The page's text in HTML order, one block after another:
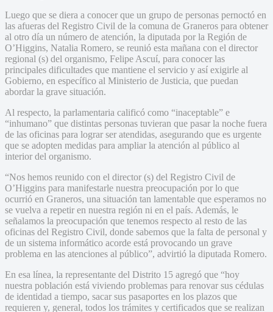
Luego que se diera a conocer que un grupo de personas pernoctó en
las afueras del Registro Civil de la comuna de Graneros para obtener
al otro día un número de atención, la diputada por la Región de
O’Higgins, Natalia Romero, se reunió esta mañana con el director
regional (s) del organismo, Felipe Ascuí, para conocer las
principales dificultades que mantiene el servicio y así exigirle al
Gobierno, en específico al Ministerio de Justicia, que puedan
abordar la grave situación.
Al respecto, la parlamentaria calificó como “inaceptable” e
“inhumano” que distintas personas tuvieran que pasar la noche fuera
de las oficinas para lograr ser atendidas, asegurando que es urgente
que se adopten medidas para ampliar la atención al público al
interior del organismo.
“Nos hemos reunido con el director (s) del Registro Civil de
O’Higgins para manifestarle nuestra preocupación por lo que
ocurrió en Graneros, una situación tan lamentable que esperamos no
se vuelva a repetir en nuestra región ni en el país. Además, le
señalamos la preocupación que tenemos respecto al resto de las
oficinas del Registro Civil, donde sabemos que la falta de personal y
de un sistema informático acorde está provocando un grave
problema en las atenciones al público”, advirtió la diputada Romero.
En esa línea, la representante del Distrito 15 agregó que “hoy
nuestra población está viviendo problemas para renovar sus cédulas
de identidad a tiempo, sacar sus pasaportes en los plazos que
requieren y, general, todos los trámites y certificados que se realizan